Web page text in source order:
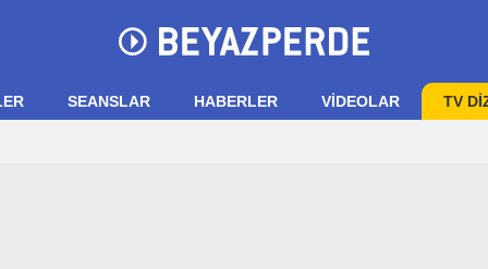
SEANSLAR HABERLER VIDEOLAR TV